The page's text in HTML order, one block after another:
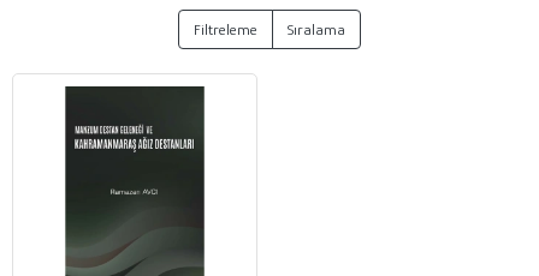
Filtreleme Sıralama